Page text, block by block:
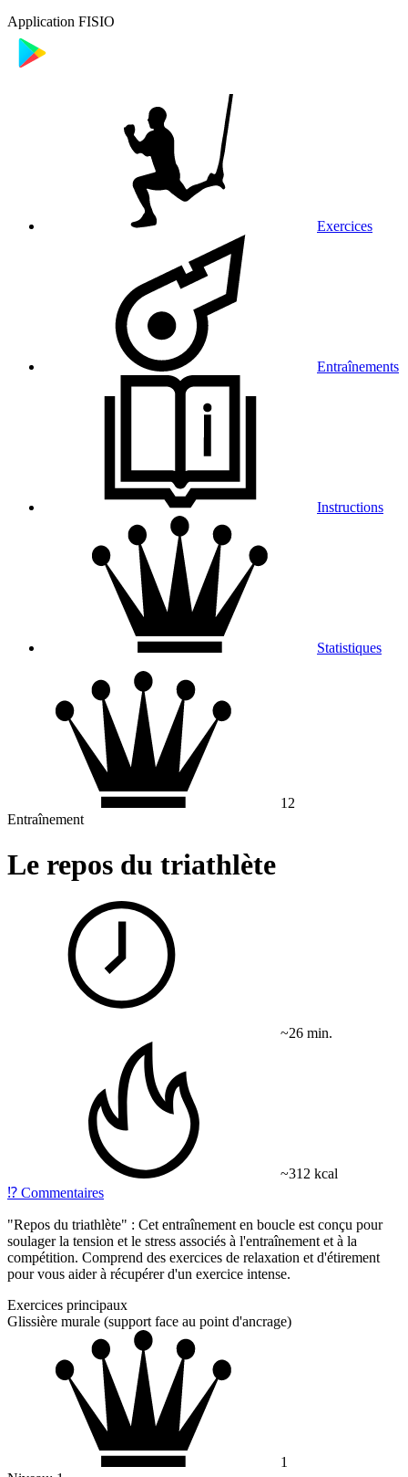
Application FISIO
Exercices
Entraînements
Instructions
Statistiques
12
Entraînement
Le repos du triathlète
~26 min.
~312 kcal
⁉️ Commentaires
"Repos du triathlète" : Cet entraînement en boucle est conçu pour
soulager la tension et le stress associés à l'entraînement et à la
compétition. Comprend des exercices de relaxation et d'étirement
pour vous aider à récupérer d'un exercice intense.
Exercices principaux
Glissière murale (support face au point d'ancrage)
1